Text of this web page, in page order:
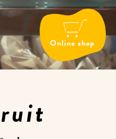
Online shop